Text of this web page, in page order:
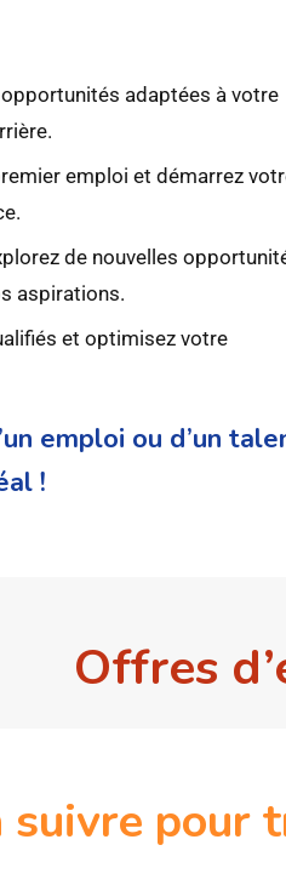
adaptées à votre
emploi et démarrez
de nouvelles
aspirations.
et optimisez votre
emploi ou d’un
!
Offres
suivre